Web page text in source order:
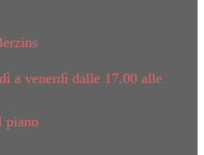
a venerdì dalle 17.00 alle
piano